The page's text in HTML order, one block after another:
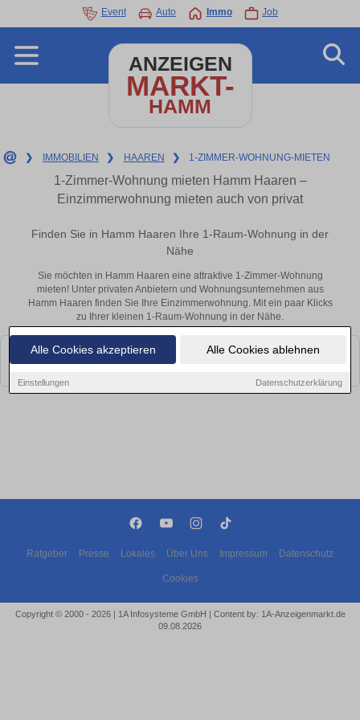
Alle Cookies akzeptieren Alle Cookies ablehnen
Einstellungen Datenschutzerklärung
Event Auto Immo Job
ANZEIGEN
MARKT-
HAMM
❯ IMMOBILIEN ❯ HAAREN ❯ 1-ZIMMER-WOHNUNG-MIETEN
1-Zimmer-Wohnung mieten Hamm Haaren –
Einzimmerwohnung mieten auch von privat
Finden Sie in Hamm Haaren Ihre 1-Raum-Wohnung in der
Nähe
Sie möchten in Hamm Haaren eine attraktive 1-Zimmer-Wohnung
mieten! Unter privaten Anbietern und Wohnungsunternehmen aus
Hamm Haaren finden Sie Ihre Einzimmerwohnung. Mit ein paar Klicks
zu Ihrer kleinen 1-Raum-Wohnung in der Nähe.
Leider konnten wir derzeit keine passenden Objekte finden. Schauen Sie
bald wieder vorbei!
Ratgeber Presse Lokales Über Uns Impressum Datenschutz
Cookies
Copyright © 2000 - 2026 | 1A Infosysteme GmbH | Content by: 1A-Anzeigenmarkt.de
09.08.2026